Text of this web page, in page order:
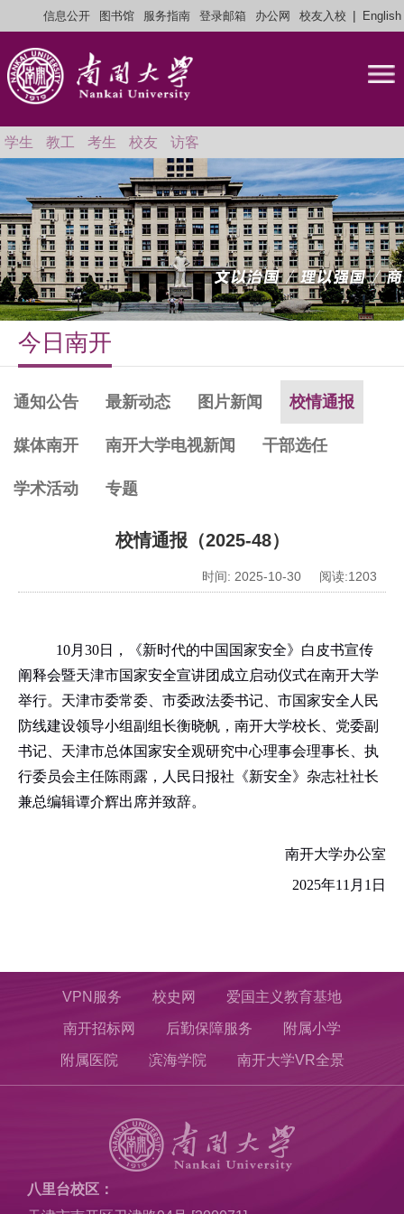
信息公开 图书馆 服务指南 登录邮箱 办公网 校友入校 | English
学生 教工 考生 校友 访客
今日南开
通知公告 最新动态 图片新闻 校情通报
媒体南开 南开大学电视新闻 干部选任
学术活动 专题
校情通报（2025-48）
时间: 2025-10-30 阅读:1203
10月30日，《新时代的中国国家安全》白皮书宣传
阐释会暨天津市国家安全宣讲团成立启动仪式在南开大学
举行。天津市委常委、市委政法委书记、市国家安全人民
防线建设领导小组副组长衡晓帆，南开大学校长、党委副
书记、天津市总体国家安全观研究中心理事会理事长、执
行委员会主任陈雨露，人民日报社《新安全》杂志社社长
兼总编辑谭介辉出席并致辞。
南开大学办公室
2025年11 月 1 日
VPN服务 校史网 爱国主义教育基地
南开招标网 后勤保障服务 附属小学
附属医院 滨海学院 南开大学VR全景
八里台校区：